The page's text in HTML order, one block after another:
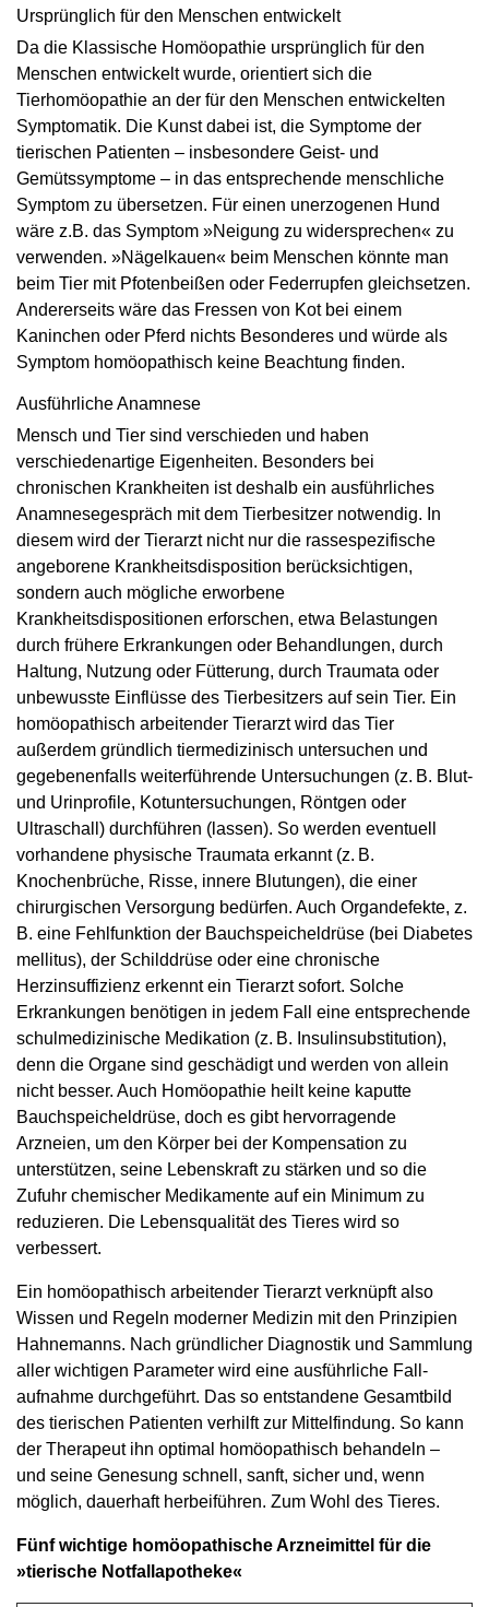
Ursprünglich für den Menschen entwickelt
Da die Klassische Homöopathie ursprünglich für den
Menschen entwickelt wurde, orientiert sich die
Tierhomöopathie an der für den Menschen entwickelten
Symptomatik. Die Kunst dabei ist, die Symptome der
tierischen Patienten – insbesondere Geist- und
Gemütssymptome – in das entsprechende menschliche
Symptom zu übersetzen. Für einen unerzogenen Hund
wäre z.B. das Symptom »Neigung zu widersprechen« zu
verwenden. »Nägelkauen« beim Menschen könnte man
beim Tier mit Pfotenbeißen oder Federrupfen gleichsetzen.
Andererseits wäre das Fressen von Kot bei einem
Kaninchen oder Pferd nichts Besonderes und würde als
Symptom homöopathisch keine Beachtung finden.
Ausführliche Anamnese
Mensch und Tier sind verschieden und haben
verschiedenartige Eigenheiten. Besonders bei
chronischen Krankheiten ist deshalb ein ausführliches
Anamnesegespräch mit dem Tierbesitzer notwendig. In
diesem wird der Tierarzt nicht nur die rassespezifische
angeborene Krankheitsdisposition berücksichtigen,
sondern auch mögliche erworbene
Krankheitsdispositionen erforschen, etwa Belastungen
durch frühere Erkrankungen oder Behandlungen, durch
Haltung, Nutzung oder Fütterung, durch Traumata oder
unbewusste Einflüsse des Tierbesitzers auf sein Tier. Ein
homöopathisch arbeitender Tierarzt wird das Tier
außerdem gründlich tiermedizinisch untersuchen und
gegebenenfalls weiterführende Untersuchungen (z. B. Blut-
und Urinprofile, Kotuntersuchungen, Röntgen oder
Ultraschall) durchführen (lassen). So werden eventuell
vorhandene physische Traumata erkannt (z. B.
Knochenbrüche, Risse, innere Blutungen), die einer
chirurgischen Versorgung bedürfen. Auch Organ­defekte, z.
B. eine Fehlfunktion der Bauchspeicheldrüse (bei Diabetes
mellitus), der Schilddrüse oder eine chronische
Herzinsuffizienz erkennt ein Tierarzt sofort. Solche
Erkrankungen benötigen in jedem Fall eine entsprechende
schulmedizinische Medikation (z. B. Insulinsubstitution),
denn die Organe sind geschädigt und werden von allein
nicht besser. Auch Homöopathie heilt keine kaputte
Bauchspeicheldrüse, doch es gibt hervorragende
Arzneien, um den Körper bei der Kompensation zu
unterstützen, seine Lebenskraft zu stärken und so die
Zufuhr chemischer Medikamente auf ein Minimum zu
reduzieren. Die Lebensqualität des Tieres wird so
verbessert.
Ein homöopathisch arbeitender Tierarzt verknüpft also
Wissen und Regeln moderner Medizin mit den Prinzipien
Hahnemanns. Nach gründlicher Diag­nostik und Sammlung
aller wichtigen Parameter wird eine ausführliche Fall­
aufnahme durchgeführt. Das so entstandene Gesamtbild
des tierischen Patienten verhilft zur Mittelfindung. So kann
der Therapeut ihn optimal homöopathisch behandeln –
und seine Genesung schnell, sanft, sicher und, wenn
möglich, dauerhaft herbeiführen. Zum Wohl des Tieres.
Fünf wichtige homöopathische Arzneimittel für die
»tierische Notfallapotheke«